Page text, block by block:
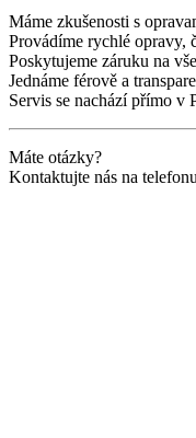
Máme zkušenosti s
Provádíme rychlé opravy,
Poskytujeme záruku na
Jednáme férově a
Servis se nachází přímo v
Máte otázky?
Kontaktujte nás na